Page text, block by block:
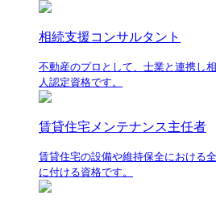
相続支援コンサルタント
不動産のプロとして、士業と連携し
人認定資格です。
賃貸住宅メンテナンス主任者
賃貸住宅の設備や維持保全における
に付ける資格です。